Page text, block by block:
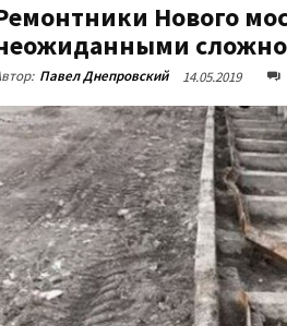
Нового
Павел Днепровский 14.05.2019